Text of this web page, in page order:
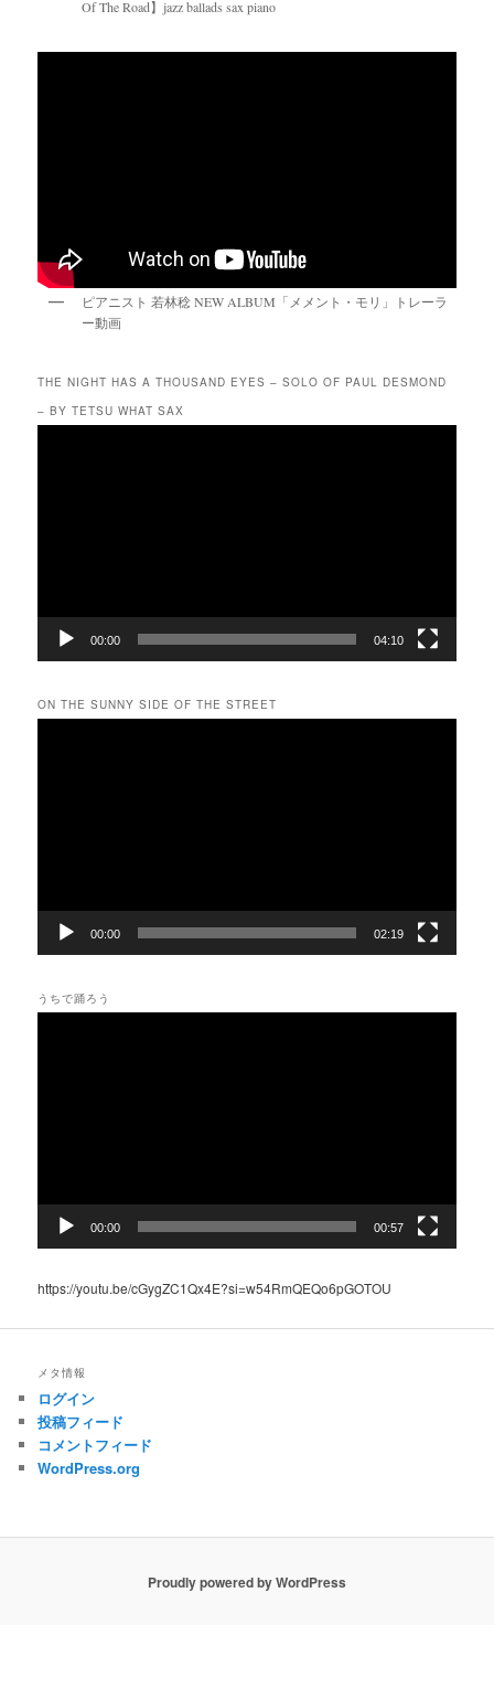
Of The Road】jazz ballads sax piano
ピアニスト 若林稔 NEW ALBUM「メメント・モリ」トレーラ
ー動画
THE NIGHT HAS A THOUSAND EYES – SOLO OF PAUL DESMOND
– BY TETSU WHAT SAX
00:00 04:10
ON THE SUNNY SIDE OF THE STREET
00:00 02:19
うちで踊ろう
00:00 00:57
https://youtu.be/cGygZC1Qx4E?si=w54RmQEQo6pGOTOU
メタ情報
ログイン
投稿フィード
コメントフィード
WordPress.org
Proudly powered by WordPress